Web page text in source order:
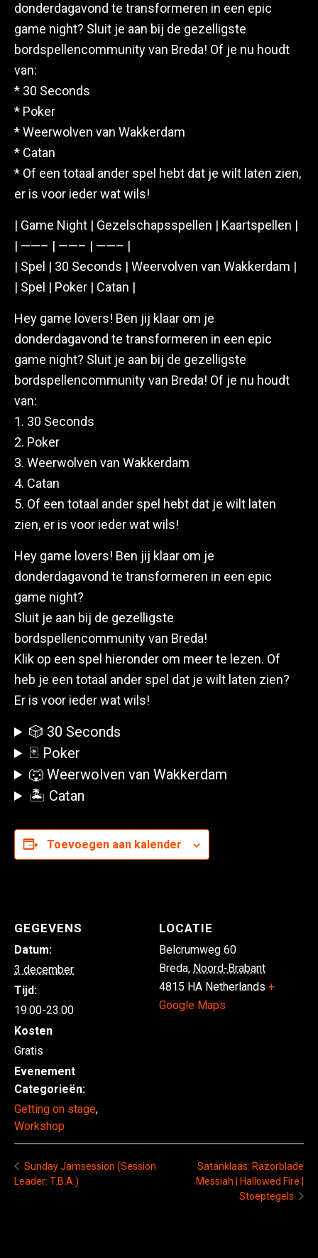
donderdagavond te transformeren in een epic
game night? Sluit je aan bij de gezelligste
bordspellencommunity van Breda! Of je nu houdt
van:
* 30 Seconds
* Poker
* Weerwolven van Wakkerdam
* Catan
* Of een totaal ander spel hebt dat je wilt laten zien,
er is voor ieder wat wils!
| Game Night | Gezelschapsspellen | Kaartspellen |
| ——– | ——– | ——– |
| Spel | 30 Seconds | Weervolven van Wakkerdam |
| Spel | Poker | Catan |
Hey game lovers! Ben jij klaar om je
donderdagavond te transformeren in een epic
game night? Sluit je aan bij de gezelligste
bordspellencommunity van Breda! Of je nu houdt
van:
1. 30 Seconds
2. Poker
3. Weerwolven van Wakkerdam
4. Catan
5. Of een totaal ander spel hebt dat je wilt laten
zien, er is voor ieder wat wils!
Hey game lovers! Ben jij klaar om je
donderdagavond te transformeren in een epic
game night?
Sluit je aan bij de gezelligste
bordspellencommunity van Breda!
Klik op een spel hieronder om meer te lezen. Of
heb je een totaal ander spel dat je wilt laten zien?
Er is voor ieder wat wils!
🎲 30 Seconds
🃏 Poker
🐺 Weerwolven van Wakkerdam
🏝️ Catan
Toevoegen aan kalender
GEGEVENS
Datum:
3 december
Tijd:
19:00-23:00
Kosten
Gratis
Evenement
Categorieën:
Getting on stage,
Workshop
LOCATIE
Belcrumweg 60
Breda, Noord-Brabant
4815 HA Netherlands +
Google Maps
Sunday Jamsession (Session
Leader: T.B.A.)
Satanklaas: Razorblade
Messiah | Hallowed Fire |
Stoeptegels